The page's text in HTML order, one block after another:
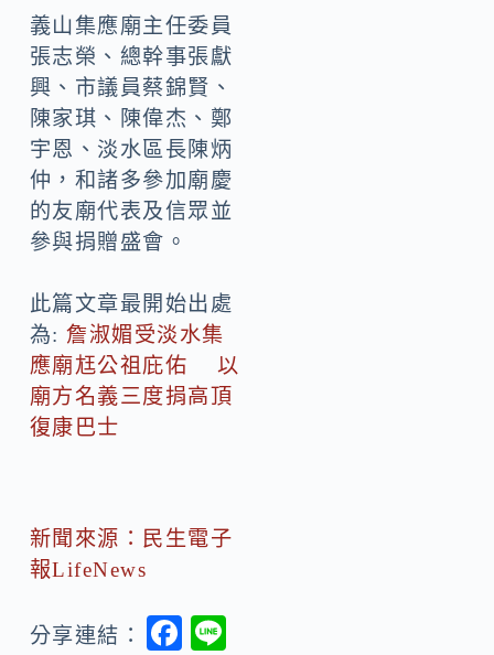
義山集應廟主任委員
張志榮、總幹事張獻
興、市議員蔡錦賢、
陳家琪、陳偉杰、鄭
宇恩、淡水區長陳炳
仲，和諸多參加廟慶
的友廟代表及信眾並
參與捐贈盛會。
此篇文章最開始出處
為:詹淑媚受淡水集
應廟尪公祖庇佑 以
廟方名義三度捐高頂
復康巴士
新聞來源：民生電子
報LifeNews
分享連結：
F